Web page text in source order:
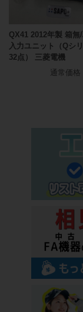
QX41 2012年製 箱無
入力ユニット（Qシ
32点） 三菱電機
通常価格